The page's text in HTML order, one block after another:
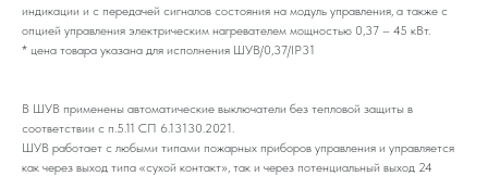
индикации и с передачей сигналов состояния на модуль управления, а также с
опцией управления электрическим нагревателем мощностью 0,37 – 45 кВт.
* цена товара указана для исполнения ШУВ/0,37/IP31
В ШУВ применены автоматические выключатели без тепловой защиты в
соответствии с п.5.11 СП 6.13130.2021.
ШУВ работает с любыми типами пожарных приборов управления и управляется
как через выход типа «сухой контакт», так и через потенциальный выход 24